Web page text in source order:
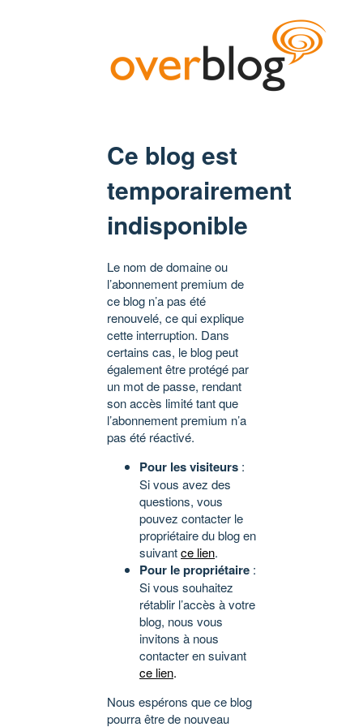
Ce blog est
temporairement
indisponible
Le nom de domaine ou
l’abonnement premium de
ce blog n’a pas été
renouvelé, ce qui explique
cette interruption. Dans
certains cas, le blog peut
également être protégé par
un mot de passe, rendant
son accès limité tant que
l’abonnement premium n’a
pas été réactivé.
Pour les visiteurs :
Si vous avez des
questions, vous
pouvez contacter le
propriétaire du blog en
suivantce lien.
Pour le propriétaire :
Si vous souhaitez
rétablir l’accès à votre
blog, nous vous
invitons à nous
contacter en suivant
ce lien.
Nous espérons que ce blog
pourra être de nouveau